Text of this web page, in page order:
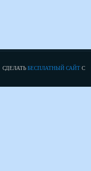
СДЕЛАТЬ БЕСПЛАТНЫЙ САЙТ С